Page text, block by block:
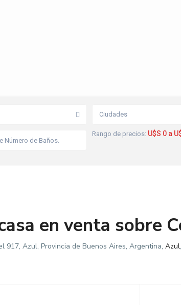
Ciudades
Rango de precios: U$S 0 a
en venta sobre
917, Azul, Provincia de Buenos Aires, Argentina, Azul,